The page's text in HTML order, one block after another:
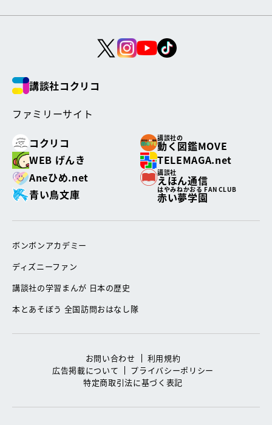
講談社コクリコ
ファミリーサイト
コクリコ
講談社の
動く図鑑MOVE
WEB げんき
TELEMAGA.net
Aneひめ.net
講談社
えほん通信
青い鳥文庫
はやみねかおる FAN CLUB
赤い夢学園
ボンボンアカデミー
ディズニーファン
講談社の学習まんが 日本の歴史
本とあそぼう 全国訪問おはなし隊
お問い合わせ
利用規約
広告掲載について
プライバシーポリシー
特定商取引法に基づく表記